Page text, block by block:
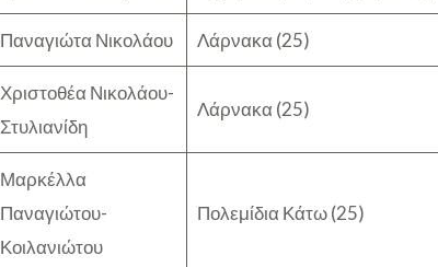
Παναγιώτα Νικολάου Λάρνακα (25)
Χριστοθέα Νικολάου-
Στυλιανίδη
Λάρνακα (25)
Μαρκέλλα
Παναγιώτου-
Κοιλανιώτου
Πολεμίδια Κάτω (25)